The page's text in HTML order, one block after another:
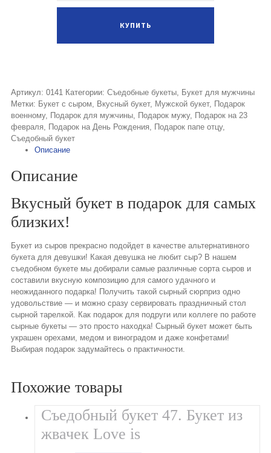
Артикул:0141 Категории:Съедобные букеты
Букет для мужчины
Метки: Букет с сыром Вкусный букет, Мужской букет, Подарок
военному, Подарок для мужчины Подарок мужу, Подарок на 23
февраля
Подарок на День Рождения Подарок папе отцу,
Съедобный букет
Описание
Описание
Вкусный букет в подарок для самых
близких!
Букет из сыров прекрасно подойдет в качестве альтернативного
букета для девушки! Какая девушка не любит сыр? В нашем
съедобном букете мы добирали самые различные сорта сыров и
составили вкусную композицию для самого удачного и
неожиданного подарка! Получить такой сырный сюрприз одно
удовольствие — и можно сразу сервировать праздничный стол
сырной тарелкой. Как подарок для подруги или коллеге по работе
сырные букеты — это просто находка! Сырный букет может быть
украшен орехами, медом и виноградом и даже конфетами!
Выбирая подарок задумайтесь о практичности.
Похожие товары
Съедобный букет 47. Букет из
жвачек Love is